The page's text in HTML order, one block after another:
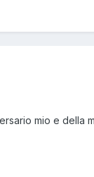
mio e della